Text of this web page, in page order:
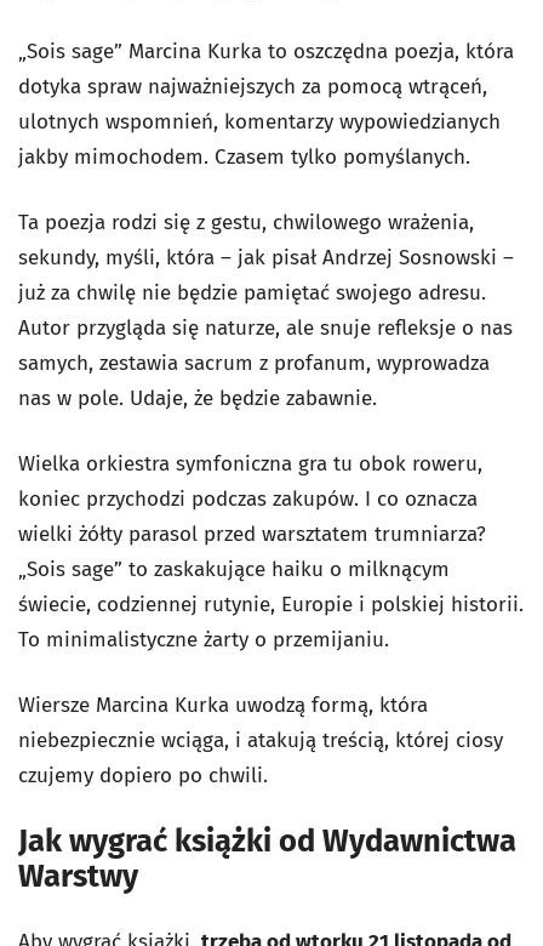
„Sois sage” Marcina Kurka to oszczędna poezja, która
dotyka spraw najważniejszych za pomocą wtrąceń,
ulotnych wspomnień, komentarzy wypowiedzianych
jakby mimochodem. Czasem tylko pomyślanych.
Ta poezja rodzi się z gestu, chwilowego wrażenia,
sekundy, myśli, która – jak pisał Andrzej Sosnowski –
już za chwilę nie będzie pamiętać swojego adresu.
Autor przygląda się naturze, ale snuje refleksje o nas
samych, zestawia sacrum z profanum, wyprowadza
nas w pole. Udaje, że będzie zabawnie.
Wielka orkiestra symfoniczna gra tu obok roweru,
koniec przychodzi podczas zakupów. I co oznacza
wielki żółty parasol przed warsztatem trumniarza?
„Sois sage” to zaskakujące haiku o milknącym
świecie, codziennej rutynie, Europie i polskiej historii.
To minimalistyczne żarty o przemijaniu.
Wiersze Marcina Kurka uwodzą formą, która
niebezpiecznie wciąga, i atakują treścią, której ciosy
czujemy dopiero po chwili.
Jak wygrać książki od Wydawnictwa
Warstwy